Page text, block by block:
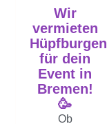
Wir
vermieten
Hüpfburgen
für dein
Event in
Bremen!
🥳
Ob